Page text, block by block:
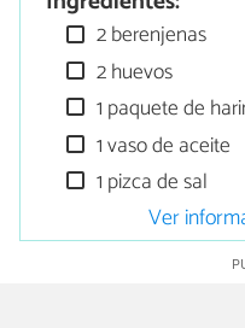
2 berenjenas
2 huevos
1 paquete de
1 vaso de aceite
1 pizca de sal
Ver